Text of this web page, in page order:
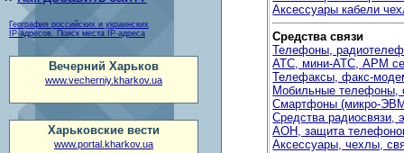
Аксессуары кабели
Средства связи
Телефоны,
АТС, мини-АТС, АРМ
Телефаксы, факс-
Мобильные телефоны,
Смартфоны (микро-
Средства радиосвязи,
АОН, защита
Аксессуары, чехлы,
География российских и украинских
IP-адресов. Поиск места IP-адреса
Вечерний Харьков
www.vecherniy.kharkov.ua
Харьковские вести
www.portal.kharkov.ua